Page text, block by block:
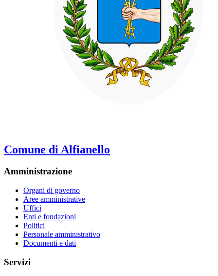
Comune di Alfianello
Amministrazione
Organi di governo
Aree amministrative
Uffici
Enti e fondazioni
Politici
Personale amministrativo
Documenti e dati
Servizi